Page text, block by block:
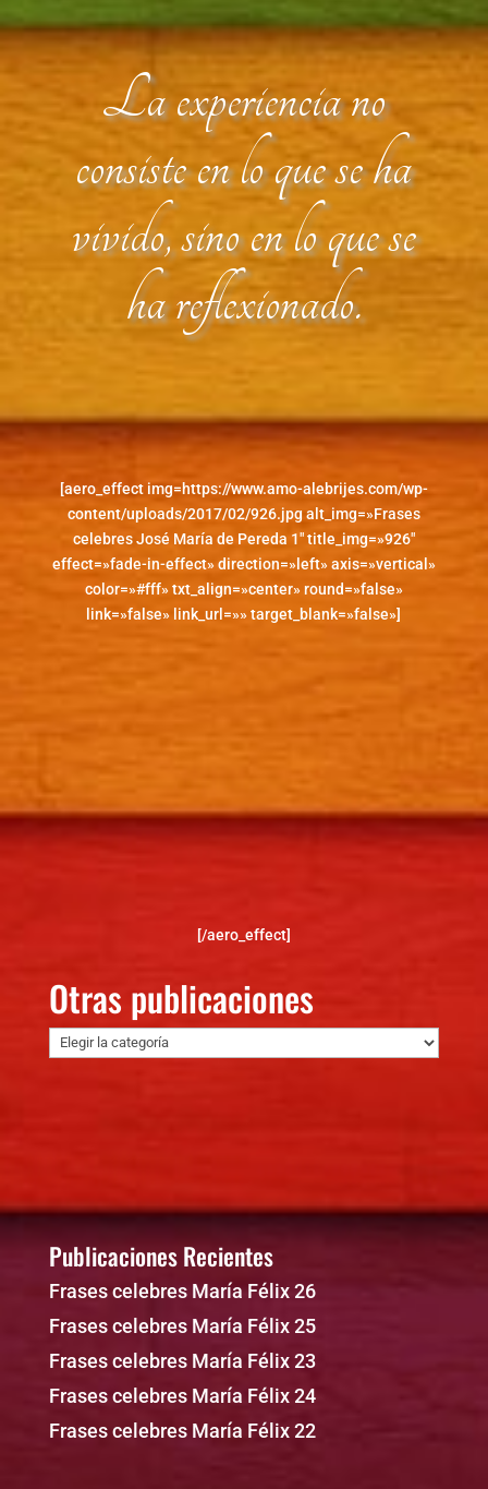
La experiencia no
consiste en lo que se ha
vivido, sino en lo que se
ha reflexionado.
[aero_effect img=https://www.amo-alebrijes.com/wp-
content/uploads/2017/02/926.jpg alt_img=»Frases
celebres José María de Pereda 1″ title_img=»926″
effect=»fade-in-effect» direction=»left» axis=»vertical»
color=»#fff» txt_align=»center» round=»false»
link=»false» link_url=»» target_blank=»false»]
[/aero_effect]
Otras publicaciones
Otras
publicaciones
Publicaciones Recientes
Frases celebres María Félix 26
Frases celebres María Félix 25
Frases celebres María Félix 23
Frases celebres María Félix 24
Frases celebres María Félix 22